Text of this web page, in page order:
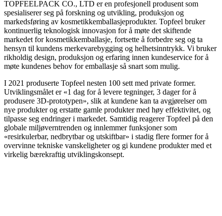
TOPFEELPACK CO., LTD er en profesjonell produsent som
spesialiserer seg på forskning og utvikling, produksjon og
markedsføring av kosmetikkemballasjeprodukter. Topfeel bruker
kontinuerlig teknologisk innovasjon for å møte det skiftende
markedet for kosmetikkemballasje, fortsette å forbedre seg og ta
hensyn til kundens merkevarebygging og helhetsinntrykk. Vi bruker
rikholdig design, produksjon og erfaring innen kundeservice for å
møte kundenes behov for emballasje så snart som mulig.
I 2021 produserte Topfeel nesten 100 sett med private former.
Utviklingsmålet er «1 dag for å levere tegninger, 3 dager for å
produsere 3D-prototypen», slik at kundene kan ta avgjørelser om
nye produkter og erstatte gamle produkter med høy effektivitet, og
tilpasse seg endringer i markedet. Samtidig reagerer Topfeel på den
globale miljøverntrenden og innlemmer funksjoner som
«resirkulerbar, nedbrytbar og utskiftbar» i stadig flere former for å
overvinne tekniske vanskeligheter og gi kundene produkter med et
virkelig bærekraftig utviklingskonsept.